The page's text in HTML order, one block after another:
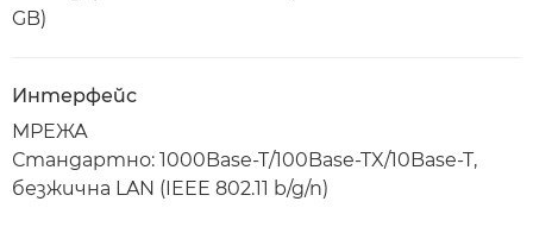
GB)
Интерфейс
МРЕЖА
Стандартно: 1000Base-T/100Base-TX/10Base-T,
безжична LAN (IEEE 802.11 b/g/n)